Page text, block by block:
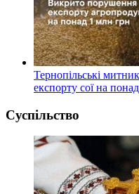
Тернопільські
експорту сої на
Суспільство